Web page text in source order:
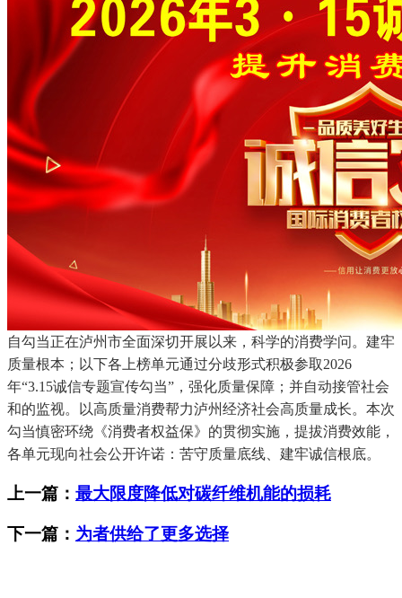
自勾当正在泸州市全面深切开展以来，科学的消费学问。建牢
质量根本；以下各上榜单元通过分歧形式积极参取2026
年“3.15诚信专题宣传勾当”，强化质量保障；并自动接管社会
和的监视。以高质量消费帮力泸州经济社会高质量成长。本次
勾当慎密环绕《消费者权益保》的贯彻实施，提拔消费效能，
各单元现向社会公开许诺：苦守质量底线、建牢诚信根底。
上一篇： 最大限度降低对碳纤维机能的损耗
下一篇： 为者供给了更多选择